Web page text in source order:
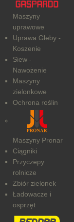
Maszyny
uprawowe
Uprawa Gleby -
Koszenie
Siew -
Nawożenie
Maszyny
zielonkowe
Ochrona roślin
Maszyny Pronar
Ciągniki
Przyczepy
rolnicze
Zbiór zielonek
Ładowacze i
osprzęt